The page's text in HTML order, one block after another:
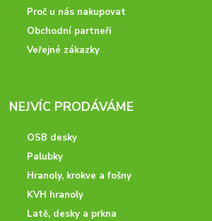
Proč u nás nakupovat
Obchodní partneři
Veřejné zákazky
NEJVÍC PRODÁVÁME
OSB desky
Palubky
Hranoly, krokve a fošny
KVH hranoly
Latě, desky a prkna